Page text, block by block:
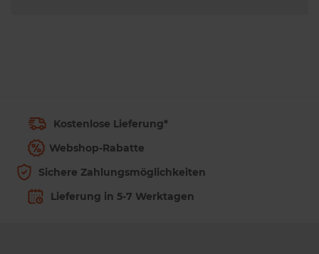
Kostenlose Lieferung*
Webshop-Rabatte
Sichere Zahlungsmöglichkeiten
Lieferung in 5-7 Werktagen